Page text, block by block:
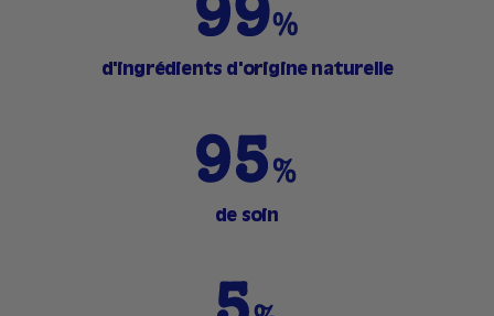
d'ingrédients d'origine naturelle
de soin